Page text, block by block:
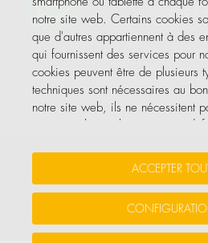
Vos données sont sécurisées •
© Tous droits réservés, COHIDREX
notre site web. Certains cookies
que d'autres appartiennent à des
qui fournissent des services pour
cookies peuvent être de plusieurs
techniques sont nécessaires au
notre site web, ils ne nécessitent
goûts et intérêts personnels.
Vous pouvez accepter tous ces
ACCEPTER TOUT